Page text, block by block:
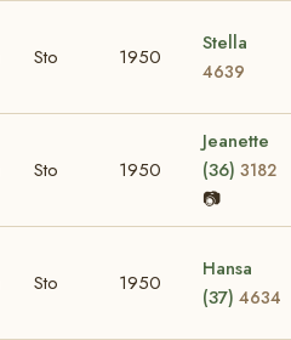
Sto 1950
Stella
4639
Sto 1950
Jeanette
(36) 3182
📷
Sto 1950
Hansa
(37) 4634